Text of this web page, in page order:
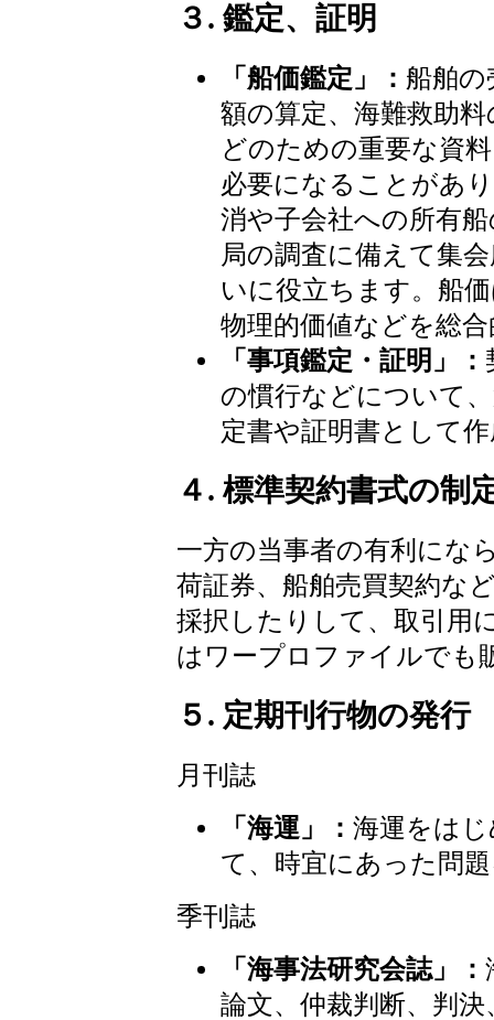
３. 鑑定、証明
「船価鑑定」： 船舶の
額の算定、海難救助
どのための重要な資
必要になることがあ
消や子会社への所有
局の調査に備えて集
いに役立ちます。船
物理的価値などを総
「事項鑑定・証明」：
の慣行などについて
定書や証明書として
４. 標準契約書式の制
一方の当事者の有利にな
荷証券、船舶売買契約な
採択したりして、取引用
はワープロファイルでも
５. 定期刊行物の発行
月刊誌
「海運」： 海運をは
て、時宜にあった問
季刊誌
「海事法研究会誌」：
論文、仲裁判断、判